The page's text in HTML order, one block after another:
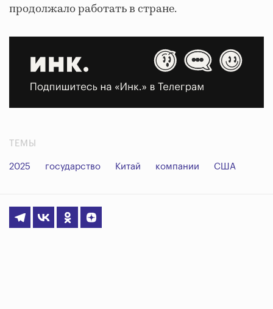
продолжало работать в стране.
ТЕМЫ
2025 государство Китай компании США